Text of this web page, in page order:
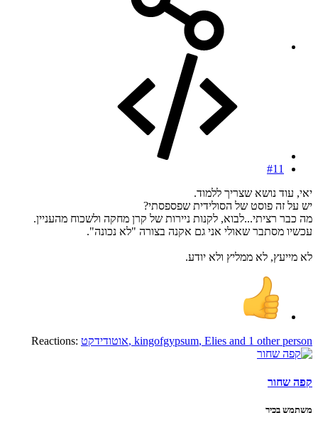
#11
יאי, עוד נושא שצריך ללמוד.
יש על זה פוסט של הסולידית שפספסתי?
מה כבר רציתי...לבוא, לקנות ניירות של קרן מחקה ולשכוח מהעניין.
עכשיו מסתבר שאולי אני גם אקנה בצורה "לא נכונה".
לא מייעץ, לא ממליץ ולא יודע.
Reactions: אוטודידקט, kingofgypsum, Elies and 1 other person
קפה שחור
משתמש בכיר